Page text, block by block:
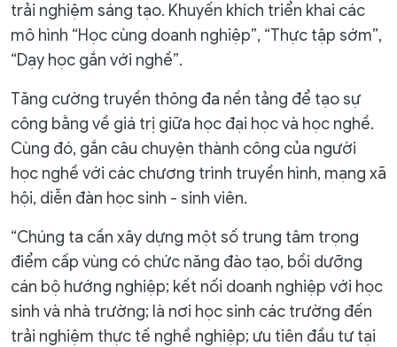
trải nghiệm sáng tạo. Khuyến khích triển khai các
mô hình “Học cùng doanh nghiệp”, “Thực tập sớm”,
“Dạy học gắn với nghề”.
Tăng cường truyền thông đa nền tảng để tạo sự
công bằng về giá trị giữa học đại học và học nghề.
Cùng đó, gắn câu chuyện thành công của người
học nghề với các chương trình truyền hình, mạng xã
hội, diễn đàn học sinh - sinh viên.
“Chúng ta cần xây dựng một số trung tâm trọng
điểm cấp vùng có chức năng đào tạo, bồi dưỡng
cán bộ hướng nghiệp; kết nối doanh nghiệp với học
sinh và nhà trường; là nơi học sinh các trường đến
trải nghiệm thực tế nghề nghiệp; ưu tiên đầu tư tại